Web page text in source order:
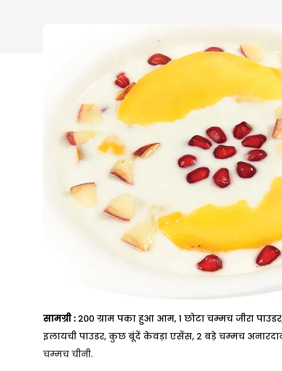
सामग्री : 200 ग्राम पका हुआ आम, 1 छोटा चम्मच जीरा
इलायची पाउडर, कुछ बूंदें केवड़ा एसेंस, 2 बड़े चम्मच
चम्मच चीनी.